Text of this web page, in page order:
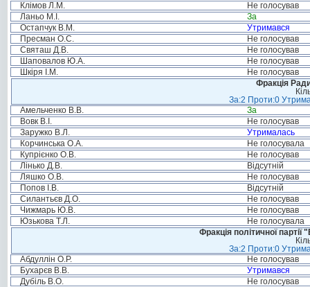
Клімов Л.М.
Не голосував
Ланьо М.І.
За
Остапчук В.М.
Утримався
Пресман О.С.
Не голосував
Святаш Д.В.
Не голосував
Шаповалов Ю.А.
Не голосував
Шкіря І.М.
Не голосував
Фракція
За:2 Проти:0
Амельченко В.В.
За
Вовк В.І.
Не голосував
Заружко В.Л.
Утрималась
Корчинська О.А.
Не голосувала
Купрієнко О.В.
Не голосував
Лінько Д.В.
Відсутній
Ляшко О.В.
Не голосував
Попов І.В.
Відсутній
Силантьєв Д.О.
Не голосував
Чижмарь Ю.В.
Не голосував
Юзькова Т.Л.
Не голосувала
Фракція політичної
За:2 Проти:0
Абдуллін О.Р.
Не голосував
Бухарєв В.В.
Утримався
Дубіль В.О.
Не голосував